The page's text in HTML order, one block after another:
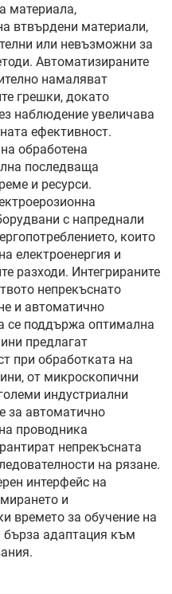
материала,
втвърдени материали,
или невъзможни за
Автоматизираните
намаляват
грешки, докато
наблюдение увеличава
ефективност.
обработена
последваща
и ресурси.
с напреднали
които
електроенергия и
разходи. Интегрираните
непрекъснато
и автоматично
се поддържа оптимална
предлагат
при обработката на
от микроскопични
индустриални
за автоматично
проводника
непрекъсната
на рязане.
интерфейс на
и
времето за обучение на
бърза адаптация към